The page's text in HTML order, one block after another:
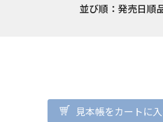
並び順： 発売日順
見本帳をカートに